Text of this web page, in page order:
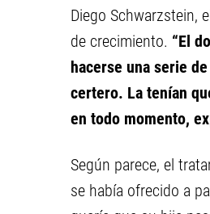
Diego Schwarzstein,
de crecimiento. “El
hacerse una serie
certero. La tenían
en todo momento,
Según parece, el
se había ofrecido a